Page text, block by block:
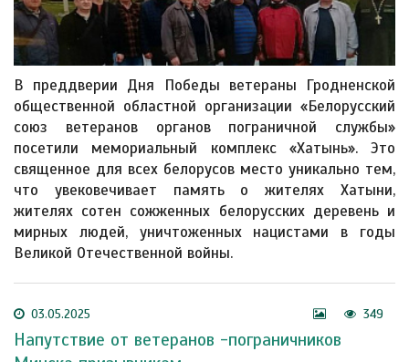
В преддверии Дня Победы ветераны Гродненской
общественной областной организации «Белорусский
союз ветеранов органов пограничной службы»
посетили мемориальный комплекс «Хатынь». Это
священное для всех белорусов место уникально тем,
что увековечивает память о жителях Хатыни,
жителях сотен сожженных белорусских деревень и
мирных людей, уничтоженных нацистами в годы
Великой Отечественной войны.
03.05.2025 349
Напутствие от ветеранов -пограничников